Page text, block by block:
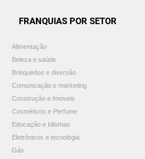
FRANQUIAS POR SETOR
Alimentação
Beleza e saúde
Brinquedos e diversão
Comunicação e marketing
Construção e Imóveis
Cosméticos e Perfume
Educação e Idiomas
Eletrônicos e tecnologia
Gás